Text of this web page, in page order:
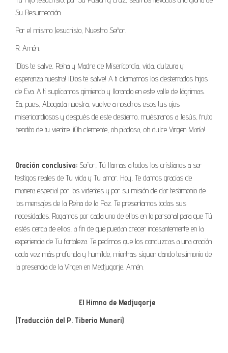
Su Resurrección.
Por el mismo Jesucristo, Nuestro Señor.
R. Amén.
¡Dios te salve, Reina y Madre de Misericordia, vida, dulzura y
esperanza nuestra! ¡Dios te salve! A ti clamamos los desterrados hijos
de Eva. A ti suplicamos gimiendo y llorando en este valle de lágrimas.
Ea, pues, Abogada nuestra, vuelve a nosotros esos tus ojos
misericordiosos y después de este destierro, muéstranos a Jesús, fruto
bendito de tu vientre. ¡Oh clemente, oh piadosa, oh dulce Virgen María!
Oración conclusiva: Señor, Tú llamas a todos los cristianos a ser
testigos reales de Tu vida y Tu amor. Hoy, Te damos gracias de
manera especial por los videntes y por su misión de dar testimonio de
los mensajes de la Reina de la Paz. Te presentamos todas sus
necesidades. Rogamos por cada uno de ellos en lo personal para que Tú
estés cerca de ellos, a fin de que puedan crecer incesantemente en la
experiencia de Tu fortaleza. Te pedimos que los conduzcas a una oración
cada vez más profunda y humilde, mientras siguen dando testimonio de
la presencia de la Virgen en Medjugorje. Amén.
El Himno de Medjugorje
(Traducción del P. Tiberio Munari)